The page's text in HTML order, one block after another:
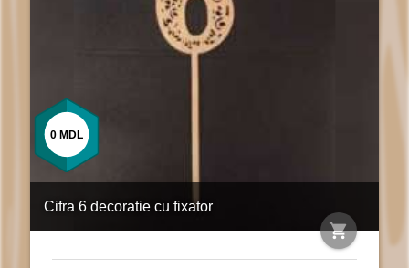
Cifra 6 decoratie cu fixator
shopping_cart
0 MDL